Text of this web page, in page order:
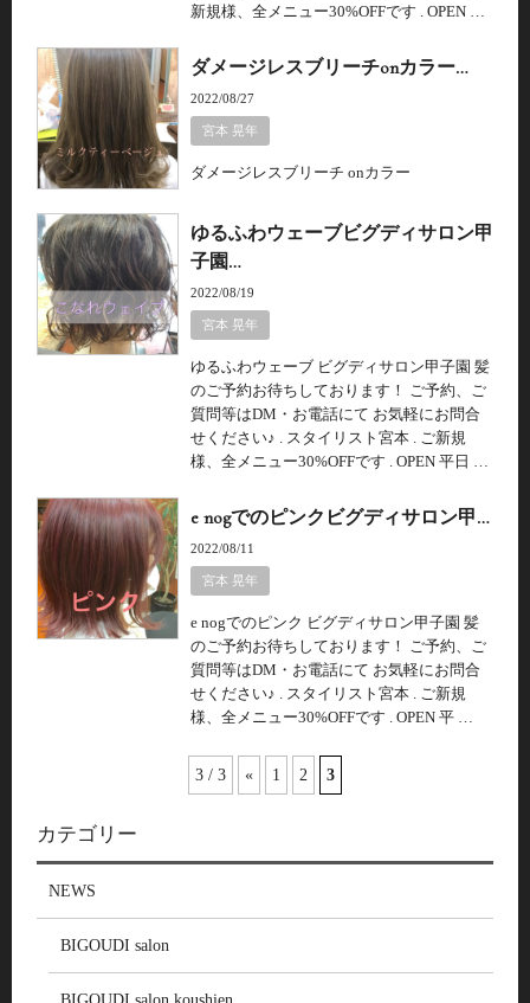
新規様、全メニュー30%OFFです . OPEN …
ダメージレスブリーチonカラー…
2022/08/27
宮本 晃年
ダメージレスブリーチ onカラー
ゆるふわウェーブビグディサロン甲
子園…
2022/08/19
宮本 晃年
ゆるふわウェーブ ビグディサロン甲子園 髪
のご予約お待ちしております！ ご予約、ご
質問等はDM・お電話にて お気軽にお問合
せください♪ . スタイリスト宮本 . ご新規
様、全メニュー30%OFFです . OPEN 平日 …
e nogでのピンクビグディサロン甲…
2022/08/11
宮本 晃年
e nogでのピンク ビグディサロン甲子園 髪
のご予約お待ちしております！ ご予約、ご
質問等はDM・お電話にて お気軽にお問合
せください♪ . スタイリスト宮本 . ご新規
様、全メニュー30%OFFです . OPEN 平 …
3 / 3 « 1 2 3
カテゴリー
NEWS
BIGOUDI salon